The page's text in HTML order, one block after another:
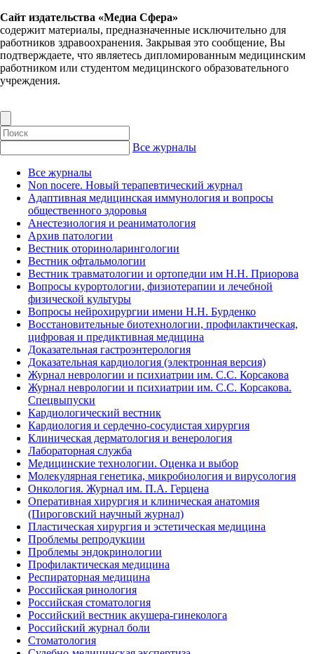
Сайт издательства «Медиа Сфера»
содержит материалы, предназначенные исключительно для
работников здравоохранения. Закрывая это сообщение, Вы
подтверждаете, что являетесь дипломированным медицинским
работником или студентом медицинского образовательного
учреждения.
Все журналы
Все журналы
Non nocere. Новый терапевтический журнал
Адаптивная медицинская иммунология и вопросы
общественного здоровья
Анестезиология и реаниматология
Архив патологии
Вестник оториноларингологии
Вестник офтальмологии
Вестник травматологии и ортопедии им Н.Н. Приорова
Вопросы курортологии, физиотерапии и лечебной
физической культуры
Вопросы нейрохирургии имени Н.Н. Бурденко
Восстановительные биотехнологии, профилактическая,
цифровая и предиктивная медицина
Доказательная гастроэнтерология
Доказательная кардиология (электронная версия)
Журнал неврологии и психиатрии им. С.С. Корсакова
Журнал неврологии и психиатрии им. С.С. Корсакова.
Спецвыпуски
Кардиологический вестник
Кардиология и сердечно-сосудистая хирургия
Клиническая дерматология и венерология
Лабораторная служба
Медицинские технологии. Оценка и выбор
Молекулярная генетика, микробиология и вирусология
Онкология. Журнал им. П.А. Герцена
Оперативная хирургия и клиническая анатомия
(Пироговский научный журнал)
Пластическая хирургия и эстетическая медицина
Проблемы репродукции
Проблемы эндокринологии
Профилактическая медицина
Респираторная медицина
Российская ринология
Российская стоматология
Российский вестник акушера-гинеколога
Российский журнал боли
Стоматология